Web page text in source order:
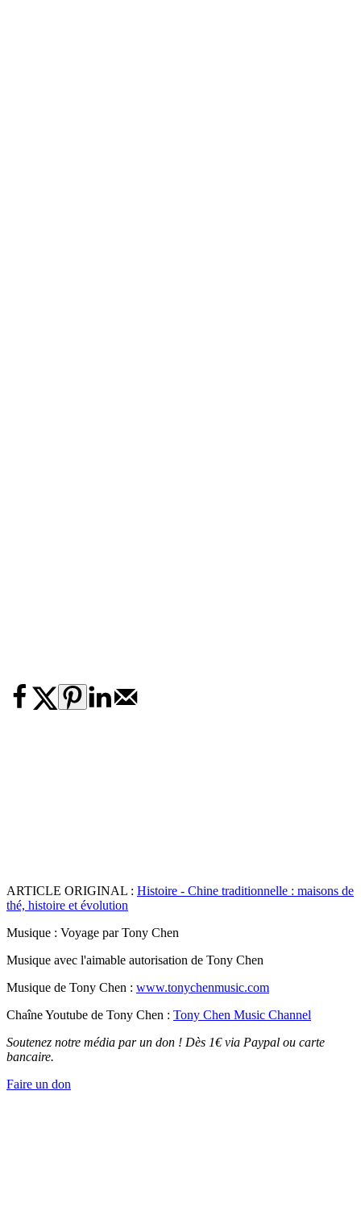
ARTICLE ORIGINAL : Histoire - Chine traditionnelle : maisons de
thé, histoire et évolution
Musique : Voyage par Tony Chen
Musique avec l'aimable autorisation de Tony Chen
Musique de Tony Chen : www.tonychenmusic.com
Chaîne Youtube de Tony Chen : Tony Chen Music Channel
Soutenez notre média par un don ! Dès 1€ via Paypal ou carte
bancaire.
Faire un don